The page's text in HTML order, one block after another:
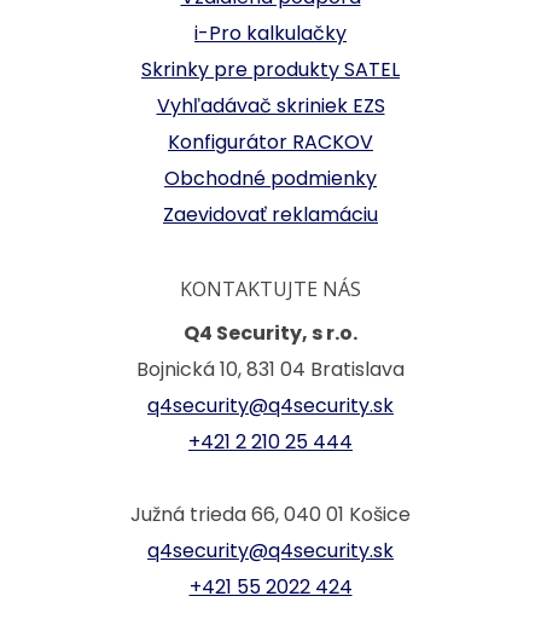
i-Pro kalkulačky
Skrinky pre produkty SATEL
Vyhľadávač skriniek EZS
Konfigurátor RACKOV
Obchodné podmienky
Zaevidovať reklamáciu
KONTAKTUJTE NÁS
Q4 Security, s r.o.
Bojnická 10, 831 04 Bratislava
q4security@q4security.sk
+421 2 210 25 444
Južná trieda 66, 040 01 Košice
q4security@q4security.sk
+421 55 2022 424